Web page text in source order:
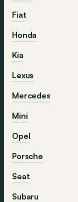
Fiat
Honda
Kia
Lexus
Mercedes
Mini
Opel
Porsche
Seat
Subaru